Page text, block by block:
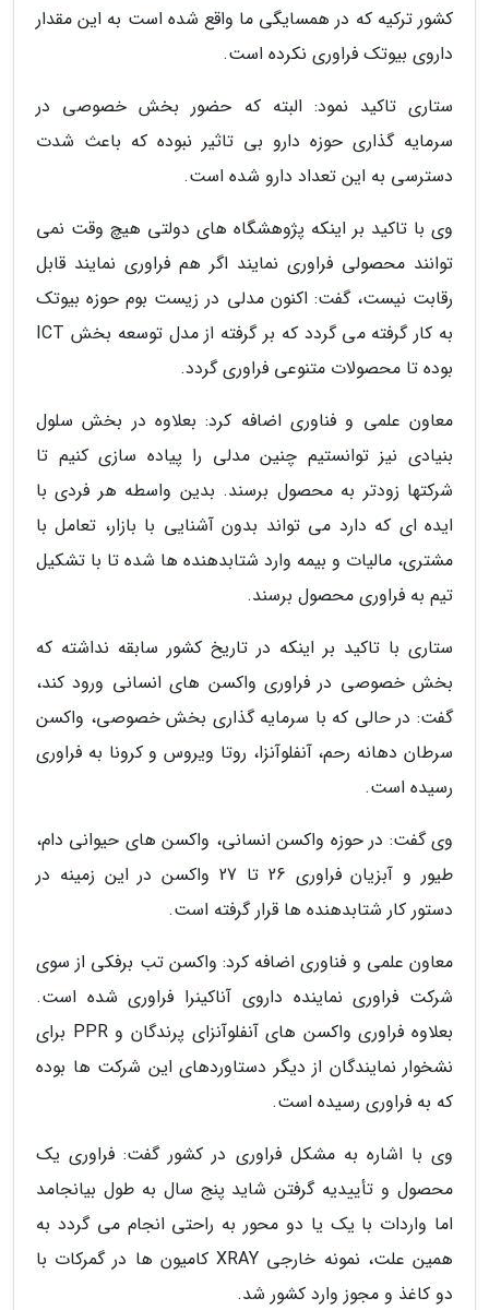
کشور ترکیه که در همسایگی ما واقع شده است به این مقدار
داروی بیوتک فراوری نکرده است.
ستاری تاکید نمود: البته که حضور بخش خصوصی در
سرمایه گذاری حوزه دارو بی تاثیر نبوده که باعث شدت
دسترسی به این تعداد دارو شده است.
وی با تاکید بر اینکه پژوهشگاه های دولتی هیچ وقت نمی
توانند محصولی فراوری نمایند اگر هم فراوری نمایند قابل
رقابت نیست، گفت: اکنون مدلی در زیست بوم حوزه بیوتک
به کار گرفته می گردد که بر گرفته از مدل توسعه بخش ICT
بوده تا محصولات متنوعی فراوری گردد.
معاون علمی و فناوری اضافه کرد: بعلاوه در بخش سلول
بنیادی نیز توانستیم چنین مدلی را پیاده سازی کنیم تا
شرکتها زودتر به محصول برسند. بدین واسطه هر فردی با
ایده ای که دارد می تواند بدون آشنایی با بازار، تعامل با
مشتری، مالیات و بیمه وارد شتابدهنده ها شده تا با تشکیل
تیم به فراوری محصول برسند.
ستاری با تاکید بر اینکه در تاریخ کشور سابقه نداشته که
بخش خصوصی در فراوری واکسن های انسانی ورود کند،
گفت: در حالی که با سرمایه گذاری بخش خصوصی، واکسن
سرطان دهانه رحم، آنفلوآنزا، روتا ویروس و کرونا به فراوری
رسیده است.
وی گفت: در حوزه واکسن انسانی، واکسن های حیوانی دام،
طیور و آبزیان فراوری 26 تا 27 واکسن در این زمینه در
دستور کار شتابدهنده ها قرار گرفته است.
معاون علمی و فناوری اضافه کرد: واکسن تب برفکی از سوی
شرکت فراوری نماینده داروی آناکینرا فراوری شده است.
بعلاوه فراوری واکسن های آنفلوآنزای پرندگان و PPR برای
نشخوار نمایندگان از دیگر دستاوردهای این شرکت ها بوده
که به فراوری رسیده است.
وی با اشاره به مشکل فراوری در کشور گفت: فراوری یک
محصول و تأییدیه گرفتن شاید پنج سال به طول بیانجامد
اما واردات با یک یا دو محور به راحتی انجام می گردد به
همین علت، نمونه خارجی XRAY کامیون ها در گمرکات با
دو کاغذ و مجوز وارد کشور شد.